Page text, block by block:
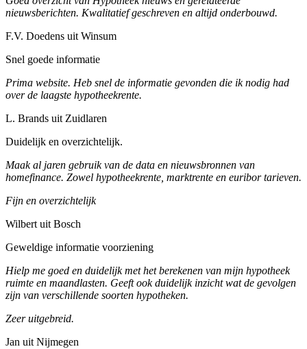
nieuwsberichten. Kwalitatief geschreven en altijd onderbouwd.
F.V. Doedens uit Winsum
Snel goede informatie
Prima website. Heb snel de informatie gevonden die ik nodig had
over de laagste hypotheekrente.
L. Brands uit Zuidlaren
Duidelijk en overzichtelijk.
Maak al jaren gebruik van de data en nieuwsbronnen van
homefinance. Zowel hypotheekrente, marktrente en euribor tarieven.
Fijn en overzichtelijk
Wilbert uit Bosch
Geweldige informatie voorziening
Hielp me goed en duidelijk met het berekenen van mijn hypotheek
ruimte en maandlasten. Geeft ook duidelijk inzicht wat de gevolgen
zijn van verschillende soorten hypotheken.
Zeer uitgebreid.
Jan uit Nijmegen